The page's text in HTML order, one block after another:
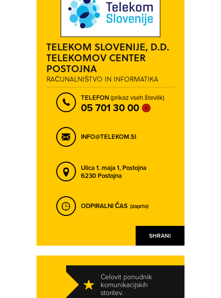
SHRANI
TELEKOM SLOVENIJE, D.D.
TELEKOMOV CENTER
POSTOJNA
RAČUNALNIŠTVO IN INFORMATIKA
TELEFON(prikaz vseh številk)
05 701 30 00
INFO@TELEKOM.SI
Ulica 1. maja 1, Postojna
6230 Postojna
ODPIRALNI ČAS (zaprto)
Celovit ponudnik
komunikacijskih
storitev.